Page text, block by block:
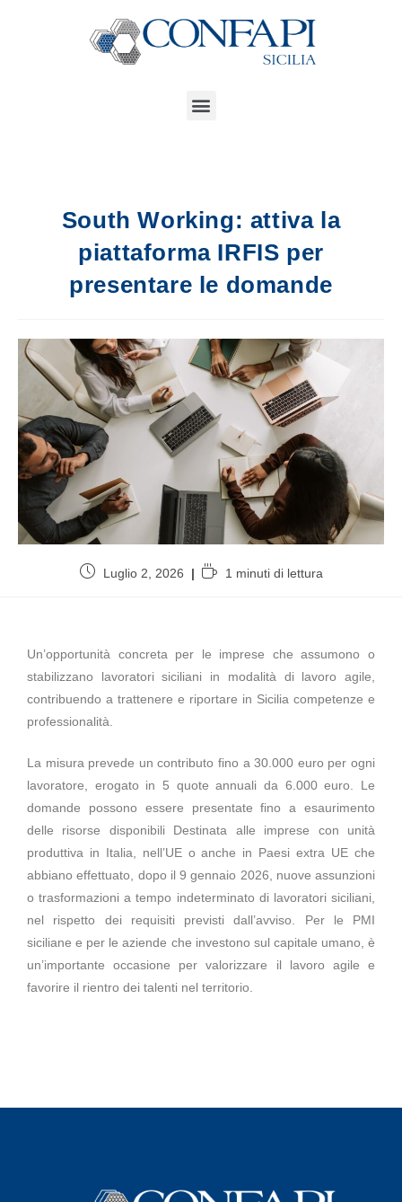
South Working: attiva la
piattaforma IRFIS per
presentare le domande
Luglio 2, 2026 1 minuti di lettura
Un’opportunità concreta per le imprese che assumono o
stabilizzano lavoratori siciliani in modalità di lavoro agile,
contribuendo a trattenere e riportare in Sicilia competenze e
professionalità.
La misura prevede un contributo fino a 30.000 euro per ogni
lavoratore, erogato in 5 quote annuali da 6.000 euro. Le
domande possono essere presentate fino a esaurimento
delle risorse disponibili Destinata alle imprese con unità
produttiva in Italia, nell’UE o anche in Paesi extra UE che
abbiano effettuato, dopo il 9 gennaio 2026, nuove assunzioni
o trasformazioni a tempo indeterminato di lavoratori siciliani,
nel rispetto dei requisiti previsti dall’avviso. Per le PMI
siciliane e per le aziende che investono sul capitale umano, è
un’importante occasione per valorizzare il lavoro agile e
favorire il rientro dei talenti nel territorio.